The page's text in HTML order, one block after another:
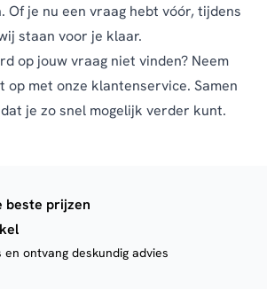
Of je nu een vraag hebt vóór, tijdens
staan voor je klaar.
op jouw vraag niet vinden? Neem
op met onze klantenservice. Samen
je zo snel mogelijk verder kunt.
beste prijzen
ontvang deskundig advies